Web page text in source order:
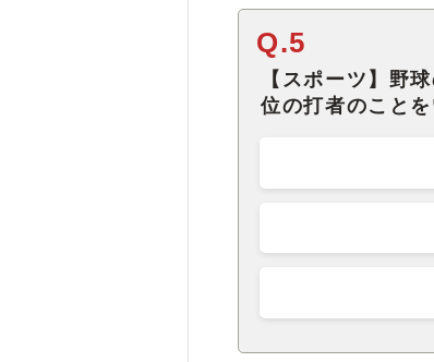
Q.5
【スポーツ】野
位の打者のことを